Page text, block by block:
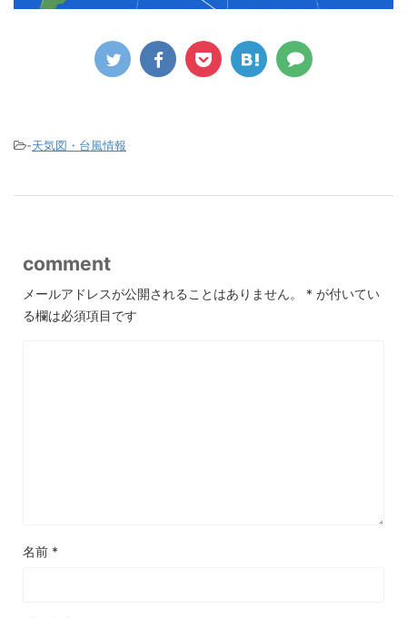
-天気図・台風情報
comment
メールアドレスが公開されることはありません。 * が付いてい
る欄は必須項目です
名前 *